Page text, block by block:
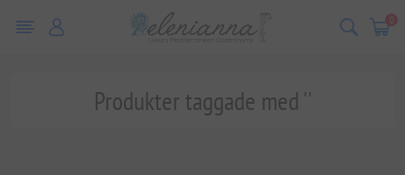
0
Produkter taggade med ''